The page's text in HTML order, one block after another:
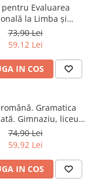
Evaluarea
la Limba și
română. 40 de teste
73,90 Lei
59,12 Lei
IN COS
Gramatica
Gimnaziu, liceu,
învățământ superior
74,90 Lei
59,92 Lei
IN COS